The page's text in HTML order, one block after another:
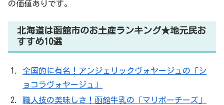
の価値ありです。
北海道は函館市のお土産ランキング★地元民お
すすめ10選
全国的に有名！アンジェリックヴォヤージュの「シ
ョコラヴォヤージュ」
職人技の美味しさ！函館牛乳の「マリボーチーズ」